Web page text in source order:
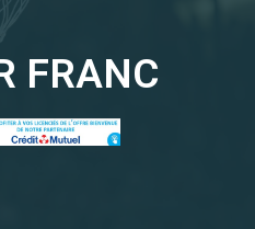
FRANC